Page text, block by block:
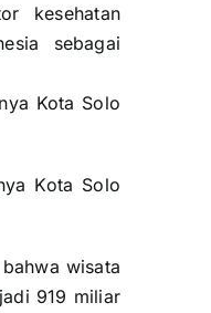
kesehatan
sebagai
Kota Solo
wisata
919 miliar